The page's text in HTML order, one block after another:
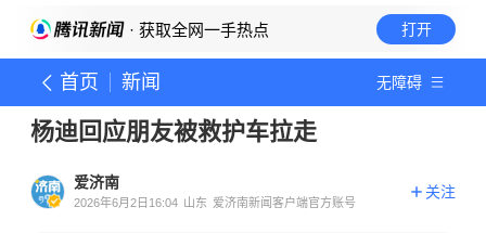
· 获取全网一手热点 打开
首页 新闻 无障碍
杨迪回应朋友被救护车拉走
爱济南
2026年6月2日16:04 山东 爱济南新闻客户端官方账号
关注